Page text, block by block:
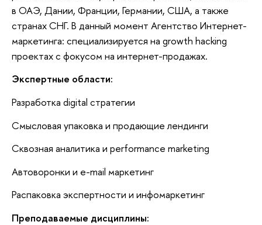
в ОАЭ, Дании, Франции, Германии, США, а также
странах СНГ. В данный момент Агентство Интернет-
маркетинга: специализируется на growth hacking
проектах с фокусом на интернет-продажах.
Экспертные области:
Разработка digital стратегии
Смысловая упаковка и продающие лендинги
Сквозная аналитика и performance marketing
Автоворонки и e-mail маркетинг
Распаковка экспертности и инфомаркетинг
Преподаваемые дисциплины: